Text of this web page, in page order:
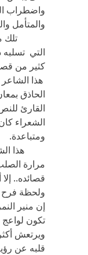
واضطراب
والمتأمل
تلك
التي تسلبه
كثير من
هذا
الحاذق
القارئ
الشعراء
ومتباعدة.
هذا
مرارة
قصائده..
ولحظة
إن منير
تكون
ويرتعش
قلبه عن